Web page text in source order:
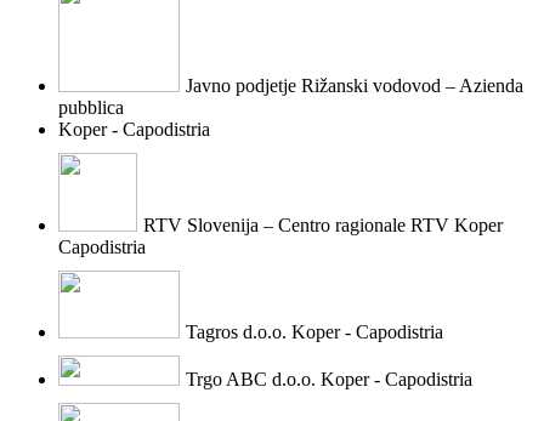
Javno podjetje Rižanski vodovod – Azienda
pubblica
Koper - Capodistria
RTV Slovenija – Centro ragionale RTV Koper
Capodistria
Tagros d.o.o. Koper - Capodistria
Trgo ABC d.o.o. Koper - Capodistria